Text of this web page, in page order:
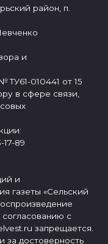
район, п.
и
010441 от 15
в сфере связи,
89
и
газеты «Сельский
согласованию с
запрещается.
за достоверность